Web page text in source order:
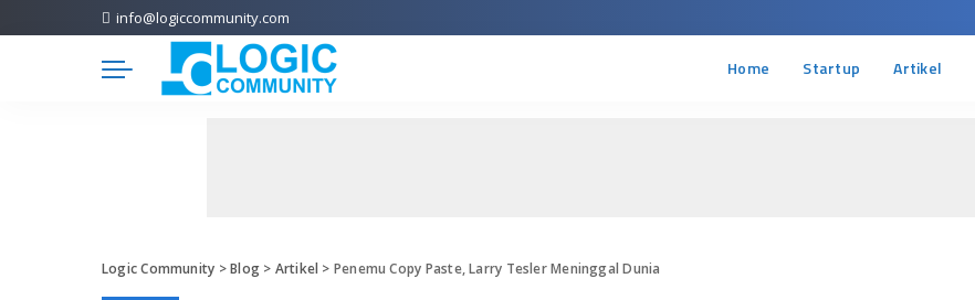
info@logiccommunity.com
Home Startup Artikel
Logic Community >Blog> Artikel > Penemu Copy Paste, Larry Tesler Meninggal Dunia